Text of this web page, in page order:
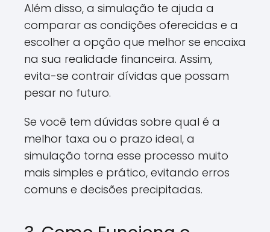
Além disso, a simulação te ajuda a
comparar as condições oferecidas e a
escolher a opção que melhor se encaixa
na sua realidade financeira. Assim,
evita-se contrair dívidas que possam
pesar no futuro.
Se você tem dúvidas sobre qual é a
melhor taxa ou o prazo ideal, a
simulação torna esse processo muito
mais simples e prático, evitando erros
comuns e decisões precipitadas.